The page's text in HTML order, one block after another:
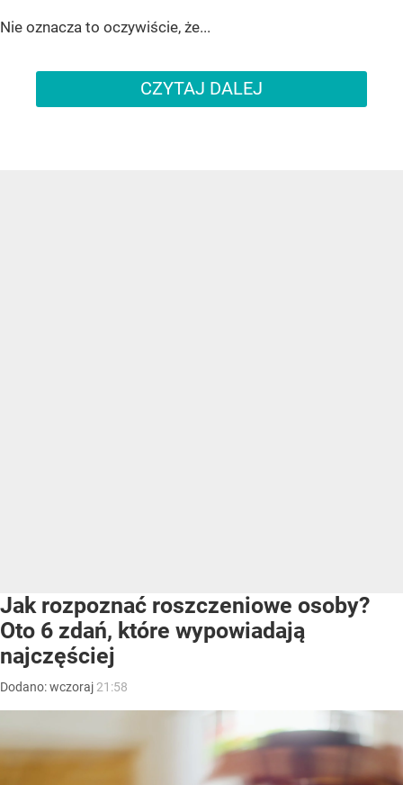
Nie oznacza to oczywiście, że...
CZYTAJ DALEJ
Jak rozpoznać roszczeniowe osoby?
Oto 6 zdań, które wypowiadają
najczęściej
Dodano:wczoraj 21:58